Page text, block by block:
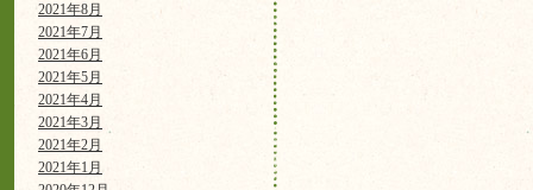
2021年8月
2021年7月
2021年6月
2021年5月
2021年4月
2021年3月
2021年2月
2021年1月